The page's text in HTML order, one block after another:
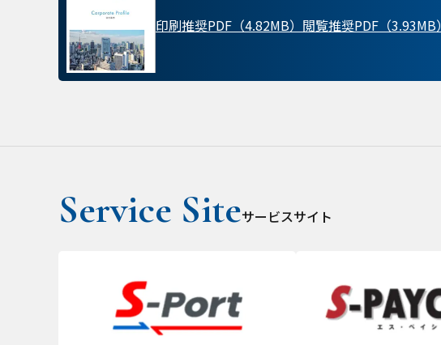
印刷推奨PDF（4.82MB） 閲覧推奨PDF（3.93MB）
サービスサイト
ターゲティング Cookie